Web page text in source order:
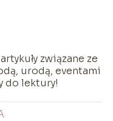
związane ze
urodą, eventami
do lektury!